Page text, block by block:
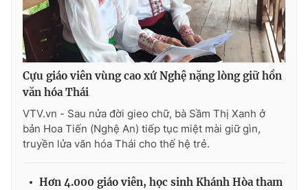
Cựu giáo viên vùng cao xứ Nghệ nặng lòng giữ hồn
văn hóa Thái
VTV.vn - Sau nửa đời gieo chữ, bà Sầm Thị Xanh ở
bản Hoa Tiến (Nghệ An) tiếp tục miệt mài giữ gìn,
truyền lửa văn hóa Thái cho thế hệ trẻ.
Hơn 4.000 giáo viên, học sinh Khánh Hòa tham